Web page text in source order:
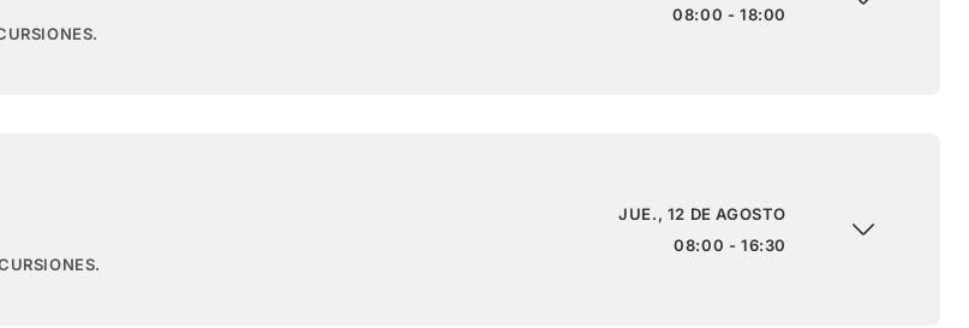
08:00 - 18:00
JUE., 12 DE AGOSTO
08:00 - 16:30